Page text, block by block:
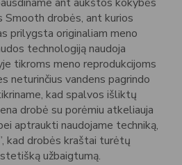
Smooth drobės, ant kurios
prilygsta originaliam meno
technologiją naudoja
tikroms meno reprodukcijoms
neturinčius vandens pagrindo
kad spalvos išliktų
drobė su porėmiu atkeliauja
aptraukti naudojame techniką,
kad drobės kraštai turėtų
užbaigtumą.